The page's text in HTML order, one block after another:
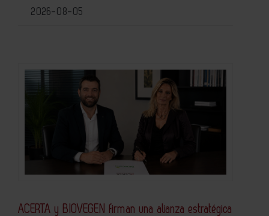
2026-08-05
ACERTA y BIOVEGEN firman una alianza estratégica